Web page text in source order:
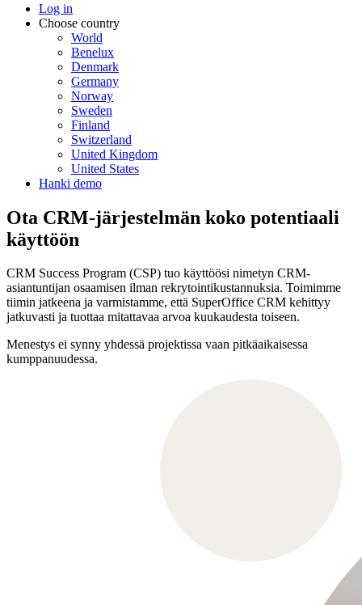
Log in
Choose country
World
Benelux
Denmark
Germany
Norway
Sweden
Finland
Switzerland
United Kingdom
United States
Hanki demo
Ota CRM-järjestelmän koko potentiaali
käyttöön
CRM Success Program (CSP) tuo käyttöösi nimetyn CRM-
asiantuntijan osaamisen ilman rekrytointikustannuksia. Toimimme
tiimin jatkeena ja varmistamme, että SuperOffice CRM kehittyy
jatkuvasti ja tuottaa mitattavaa arvoa kuukaudesta toiseen.
Menestys ei synny yhdessä projektissa vaan pitkäaikaisessa
kumppanuudessa.